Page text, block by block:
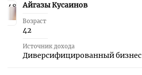
48 Айгазы Кусаинов
Возраст
42
Источник дохода
Диверсифицированный бизнес